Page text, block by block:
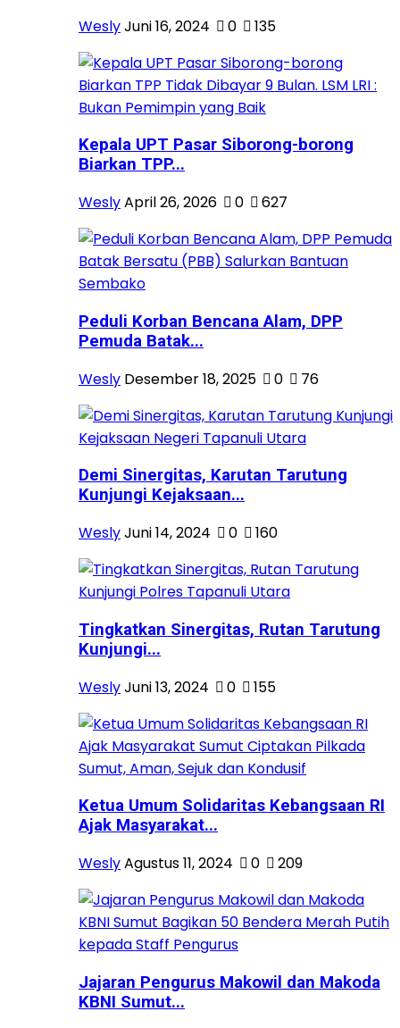
WeslyJuni 16, 2024 0 135
Kepala UPT Pasar Siborong-borong
Biarkan TPP...
WeslyApril 26, 2026 0 627
Peduli Korban Bencana Alam, DPP
Pemuda Batak...
Wesly Desember 18, 2025 0 76
Demi Sinergitas, Karutan Tarutung
Kunjungi Kejaksaan...
WeslyJuni 14, 2024 0 160
Tingkatkan Sinergitas, Rutan Tarutung
Kunjungi...
WeslyJuni 13, 2024 0 155
Ketua Umum Solidaritas Kebangsaan RI
Ajak Masyarakat...
WeslyAgustus 11, 2024 0 209
Jajaran Pengurus Makowil dan Makoda
KBNI Sumut...